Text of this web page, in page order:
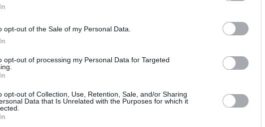
opt-out of the Sale of my Personal Data.
opt-out of processing my Personal Data for Targeted
opt-out of Collection, Use, Retention, Sale, and/or Sharing
Data that Is Unrelated with the Purposes for which it
ΕΕ δημιουργεί τη δική της CIA:
σχέδιο της Φον ντερ
ο πόλεμος των μυστικών
Κομισιόν να δημιουργήσει μια υπηρεσία
που θα υπάγεται απευθείας στην Φον ντερ Λάιεν